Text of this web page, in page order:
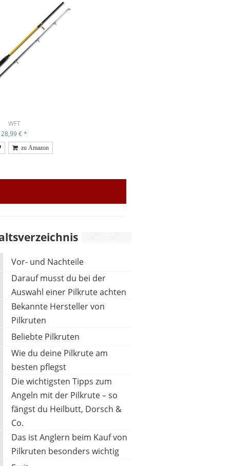
WFT
28,99 €*
DAIWA
54,95 €*
Vor- und Nachteile
Darauf musst du bei der
Auswahl einer Pilkrute achten
Bekannte Hersteller von
Pilkruten
Beliebte Pilkruten
Wie du deine Pilkrute am
besten pflegst
Die wichtigsten Tipps zum
Angeln mit der Pilkrute – so
fängst du Heilbutt, Dorsch &
Co.
Das ist Anglern beim Kauf von
Pilkruten besonders wichtig